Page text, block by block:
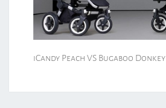
iCandy Peach VS Bugaboo Donkey